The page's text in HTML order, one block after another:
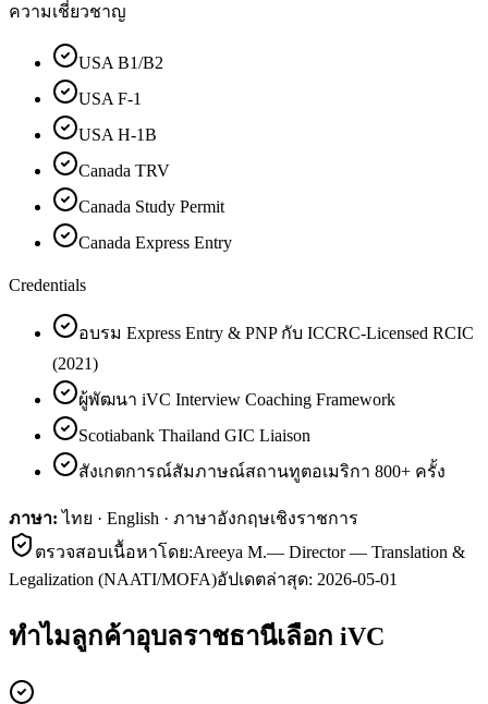
ความเชี่ยวชาญ
USA B1/B2
USA F-1
USA H-1B
Canada TRV
Canada Study Permit
Canada Express Entry
Credentials
อบรม Express Entry & PNP กับ ICCRC-Licensed RCIC
(2021)
ผู้พัฒนา iVC Interview Coaching Framework
Scotiabank Thailand GIC Liaison
สังเกตการณ์สัมภาษณ์สถานทูตอเมริกา 800+ ครั้ง
ภาษา: ไทย · English · ภาษาอังกฤษเชิงราชการ
ตรวจสอบเนื้อหาโดย:Areeya M.— Director — Translation &
Legalization (NAATI/MOFA)อัปเดตล่าสุด: 2026-05-01
ทำไมลูกค้าอุบลราชธานีเลือก iVC